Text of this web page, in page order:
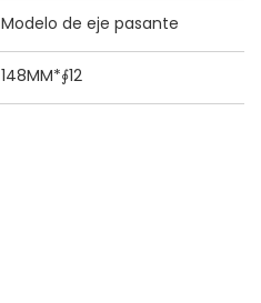
Modelo de eje pasante
148MM*∮12